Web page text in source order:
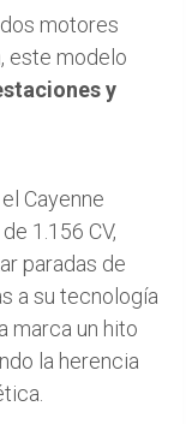
motores
este modelo
y
el Cayenne
1.156 CV,
paradas de
a su tecnología
marca un hito
la herencia